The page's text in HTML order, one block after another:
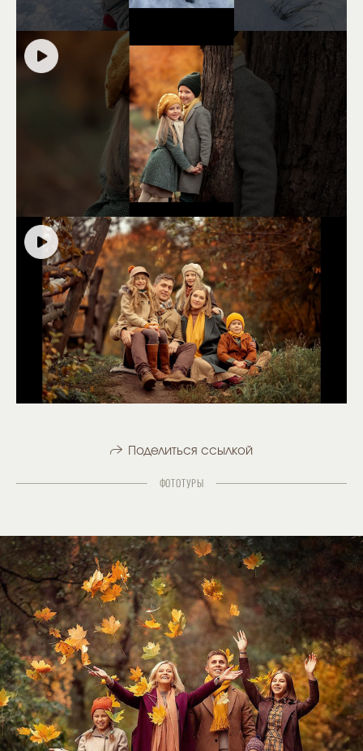
Поделиться ссылкой
ФОТОТУРЫ